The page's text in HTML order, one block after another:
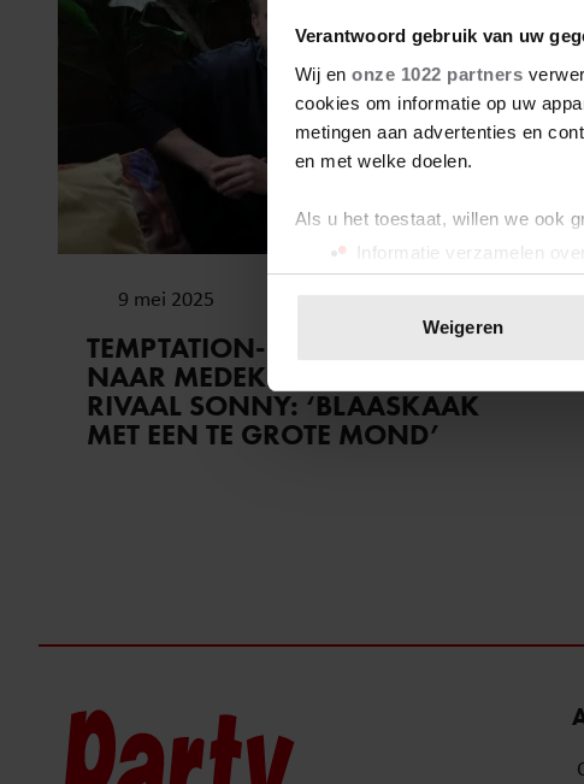
Verantwoord gebruik van uw
Wij en onze 1022 partners
cookies om informatie op uw
metingen aan advertenties en
en met welke doelen.
Als u het toestaat, willen we ook
Informatie verzamelen
Uw apparaat identificeren
toestemming op elk moment
We gebruiken cookies om
websiteverkeer te analyseren.
Weigeren
9 mei 2025
TEMPTATION-RICKY HAALT UIT
NAAR MEDEKANDIDAAT ÉN
RIVAAL SONNY: ‘BLAASKAAK
MET EEN TE GROTE MOND’